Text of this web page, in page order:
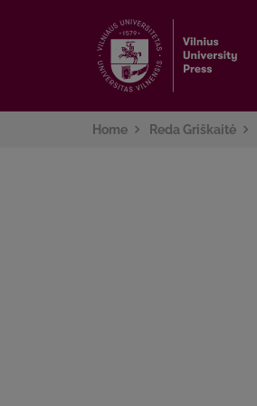
Home Reda Griškaitė